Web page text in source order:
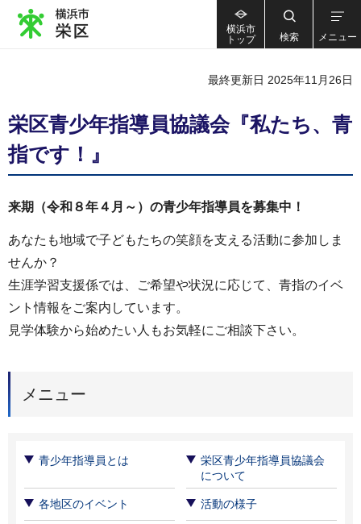
横浜市
トップ
検索 メニュー
最終更新日 2025年11月26日
栄区青少年指導員協議会『私たち、青
指です！』
来期（令和８年４月～）の青少年指導員を募集中！
あなたも地域で子どもたちの笑顔を支える活動に参加しま
せんか？
生涯学習支援係では、ご希望や状況に応じて、青指のイベ
ント情報をご案内しています。
見学体験から始めたい人もお気軽にご相談下さい。
メニュー
青少年指導員とは
栄区青少年指導員協議会
について
各地区のイベント 活動の様子